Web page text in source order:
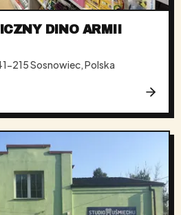
DINO ARMII
215 Sosnowiec, Polska